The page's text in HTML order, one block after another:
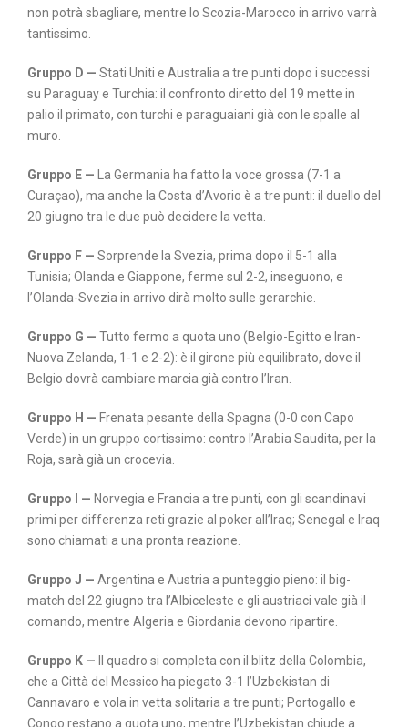
non potrà sbagliare, mentre lo Scozia-Marocco in arrivo varrà
tantissimo.
Gruppo D — Stati Uniti e Australia a tre punti dopo i successi
su Paraguay e Turchia: il confronto diretto del 19 mette in
palio il primato, con turchi e paraguaiani già con le spalle al
muro.
Gruppo E —
La Germania ha fatto la voce grossa (7-1 a
Curaçao), ma anche la Costa d’Avorio è a tre punti: il duello del
20 giugno tra le due può decidere la vetta.
Gruppo F — Sorprende la Svezia, prima dopo il 5-1 alla
Tunisia; Olanda e Giappone, ferme sul 2-2, inseguono, e
l’Olanda-Svezia in arrivo dirà molto sulle gerarchie.
Gruppo G — Tutto fermo a quota uno (Belgio-Egitto e Iran-
Nuova Zelanda, 1-1 e 2-2): è il girone più equilibrato, dove il
Belgio dovrà cambiare marcia già contro l’Iran.
Gruppo H — Frenata pesante della Spagna (0-0 con Capo
Verde) in un gruppo cortissimo: contro l’Arabia Saudita, per la
Roja, sarà già un crocevia.
Gruppo I — Norvegia e Francia a tre punti, con gli scandinavi
primi per differenza reti grazie al poker all’Iraq; Senegal e Iraq
sono chiamati a una pronta reazione.
Gruppo J — Argentina e Austria a punteggio pieno: il big-
match del 22 giugno tra l’Albiceleste e gli austriaci vale già il
comando, mentre Algeria e Giordania devono ripartire.
Gruppo K —
Il quadro si completa con il blitz della Colombia,
che a Città del Messico ha piegato 3-1 l’Uzbekistan di
Cannavaro e vola in vetta solitaria a tre punti; Portogallo e
Congo restano a quota uno, mentre l’Uzbekistan chiude a